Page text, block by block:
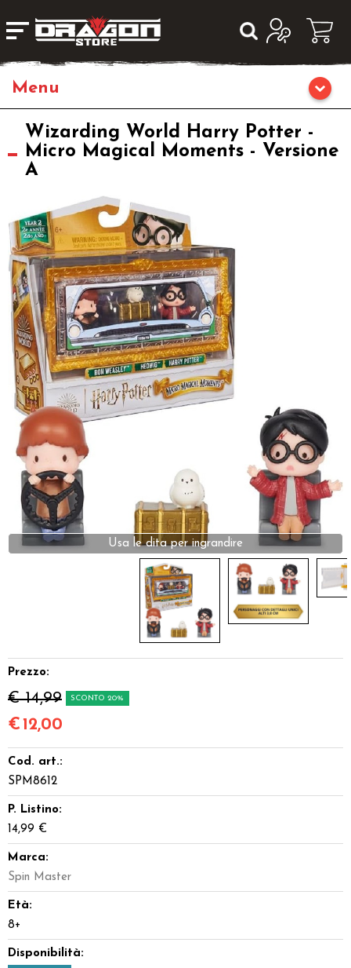
Giochi da Tavolo
Giochi di Ruolo
Librigame
Fumetti & Romanzi
Giochi di Carte Collezionabili
Miniature
Dadi
Accessori
Giocattoli e Gadget
Offerte del Dragone
Wizarding World Harry Potter -
Micro Magical Moments - Versione
A
Prezzo:
€ 14,99 SCONTO 20%
€ 12,00
Cod. art.:
SPM8612
P. Listino:
14,99 €
Marca:
Spin Master
Età:
8+
Disponibilità: